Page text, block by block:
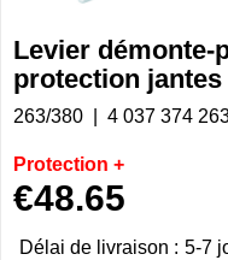
Levier démonte-
protection jantes
263/380 4 037 374
Protection +
€48.65
Délai de livraison : 5-7